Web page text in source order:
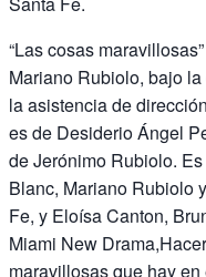
“Las cosas
Mariano Rubiolo, bajo
la asistencia de
es de Desiderio Ángel
de Jerónimo Rubiolo.
Blanc, Mariano Rubiolo
Fe, y Eloísa Canton,
Miami New
maravillosas que hay